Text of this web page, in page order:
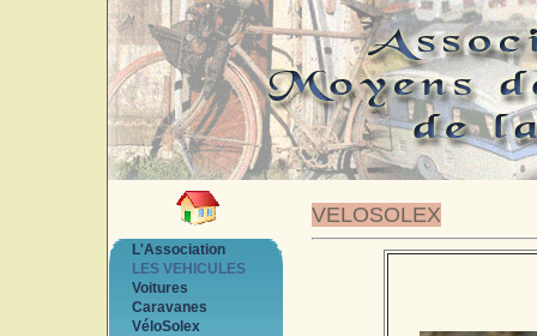
VELOSOLEX
L'Association
LES VEHICULES
Voitures
Caravanes
VéloSolex